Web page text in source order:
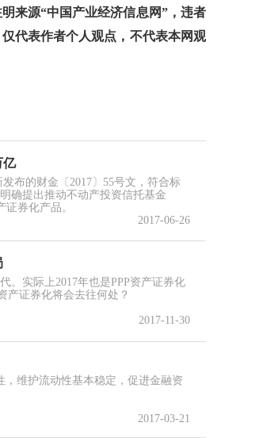
来源“中国产业经济信息网”，违者
代表作者个人观点，不代表本网观
亿
布的财金〔2017〕55号文，符合标
确提出推动不动产投资信托基金
证券化产品。
2017-06-26
。实际上2017年也是PPP资产证券化
产证券化将会去往何处？
2017-11-30
维护流动性基本稳定，促进金融资
2017-03-21